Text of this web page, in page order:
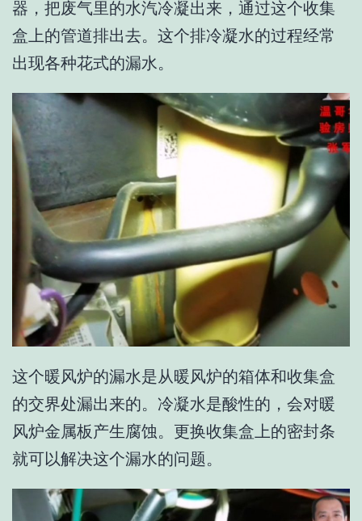
器，把废气里的水汽冷凝出来，通过这个收集
盒上的管道排出去。这个排冷凝水的过程经常
出现各种花式的漏水。
这个暖风炉的漏水是从暖风炉的箱体和收集盒
的交界处漏出来的。冷凝水是酸性的，会对暖
风炉金属板产生腐蚀。更换收集盒上的密封条
就可以解决这个漏水的问题。